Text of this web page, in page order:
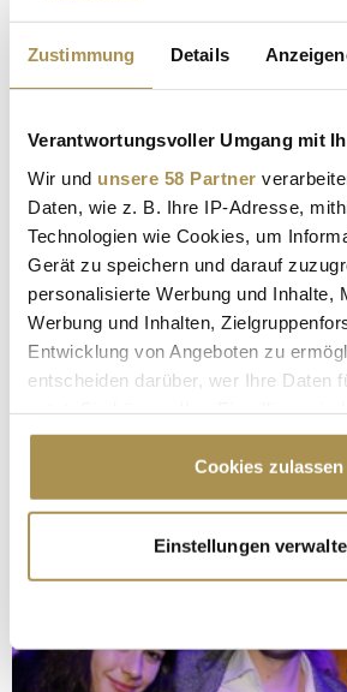
Zustimmung Details
Verantwortungsvoller Umgang mit
Wir und unsere 58 Partner
Daten, wie z. B. Ihre IP-Adresse,
Technologien wie Cookies, um
Gerät zu speichern und darauf
personalisierte Werbung und Inhalte,
Werbung und Inhalten,
Entwicklung von Angeboten zu
entscheiden darüber, wer Ihre Daten
Cookie-Erklärung oder durch Klicken
Trigger Symbol ändern oder widerrufen
Informationen über Ihre
erfassen, welche bis auf einige
bestimmten Merkmalen
Cookies zulassen
Einstellungen